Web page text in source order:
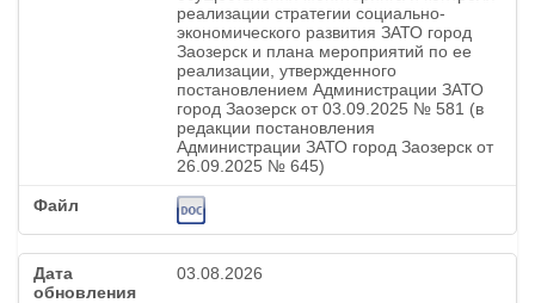
реализации стратегии социально-
экономического развития ЗАТО город
Заозерск и плана мероприятий по ее
реализации, утвержденного
постановлением Администрации ЗАТО
город Заозерск от 03.09.2025 № 581 (в
редакции постановления
Администрации ЗАТО город Заозерск от
26.09.2025 № 645)
03.08.2026